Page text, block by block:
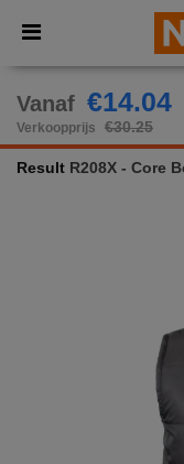
× Ntextil-app
Betere prijzen
Vanaf €14.04
Verkoopprijs €30.25
Result R208X - Core